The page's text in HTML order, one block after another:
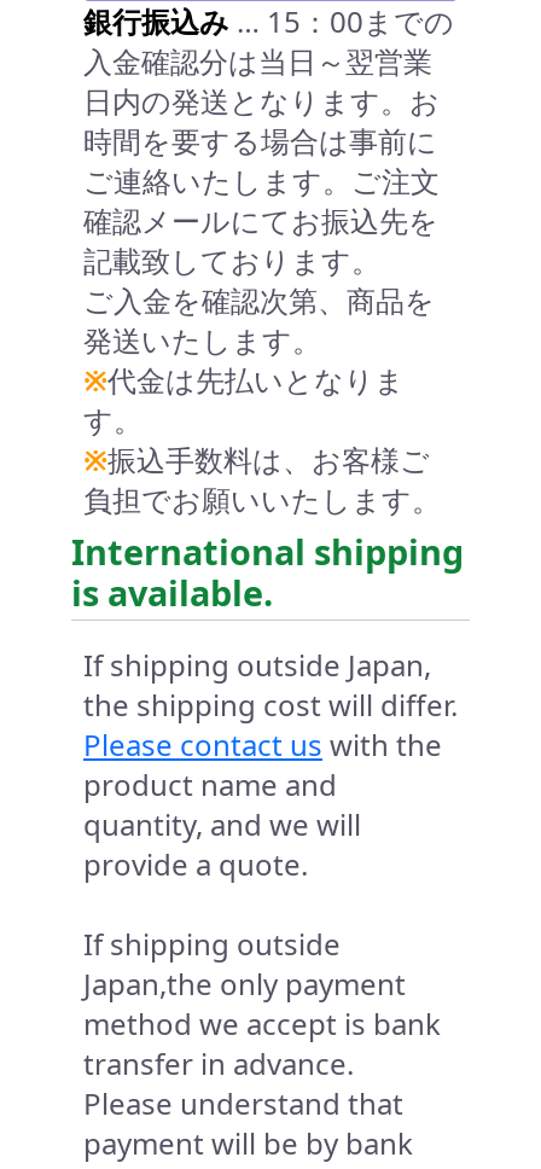
銀行振込み … 15：00までの
入金確認分は当日～翌営業
日内の発送となります。お
時間を要する場合は事前に
ご連絡いたします。ご注文
確認メールにてお振込先を
記載致しております。
ご入金を確認次第、商品を
発送いたします。
※代金は先払いとなりま
す。
※振込手数料は、お客様ご
負担でお願いいたします。
International shipping
is available.
If shipping outside Japan,
the shipping cost will differ.
Please contact us with the
product name and
quantity, and we will
provide a quote.
If shipping outside
Japan,the only payment
method we accept is bank
transfer in advance.
Please understand that
payment will be by bank